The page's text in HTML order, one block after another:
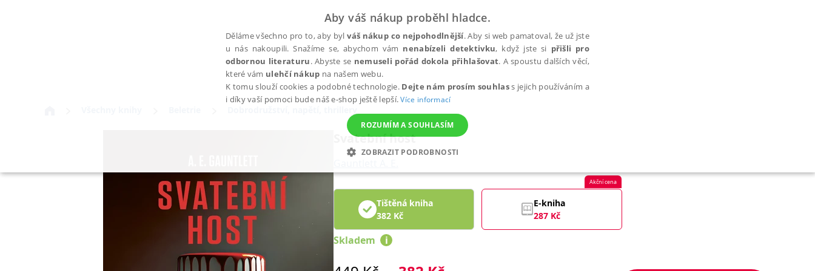
Svatební host
Tištěná kniha
382 Kč
Akční cena
E-kniha
287 Kč
Skladem i
Aby váš nákup proběhl hladce.
Děláme všechno pro to, aby bylváš nákup co nejpohodlnější. Aby si web pamatoval, že už jste
u nás nakoupili. Snažíme se, abychom vám nenabízeli detektivku, když jste si přišli pro
odbornou literaturu. Abyste se nemuseli pořád dokola přihlašovat. A spoustu dalších věcí,
které vám ulehčí nákup na našem webu.
K tomu slouží cookies a podobné technologie. Dejte nám prosím souhlass jejich používáním a
i díky vaší pomoci bude náš e-shop ještě lepší.Více informací
ROZUMÍM A SOUHLASÍM
ZOBRAZIT PODROBNOSTI
NEZBYTNÉ ANALYTICKÉ MARKETINGOVÉ FUNKČNÍ NEZAŘAZENÉ SOUBORY
Nezbytné Analytické Nezařazené soubory
Nezbytně nutné soubory cookie umožňují základní funkce webových stránek, jako je přihlášení uživatele a správa účtu. Webové stránky nelze bez nezbytně nutných souborů cookie správně používat.